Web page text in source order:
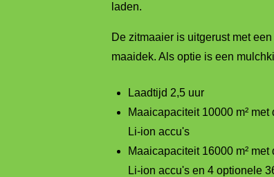
laden.
De zitmaaier is uitgerust met
maaidek. Als optie is een
Laadtijd 2,5 uur
Maaicapaciteit 10000 m²
Li-ion accu's
Maaicapaciteit 16000 m²
Li-ion accu's en 4 optionele